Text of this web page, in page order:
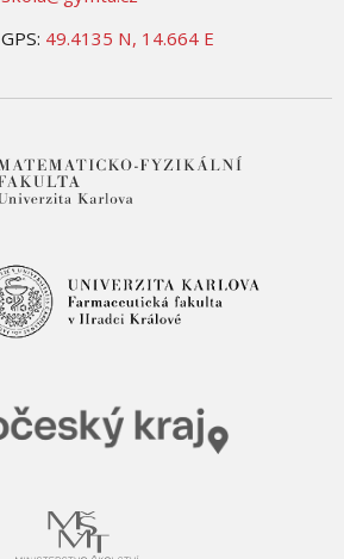
GPS: 49.4135 N, 14.664 E